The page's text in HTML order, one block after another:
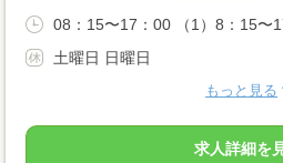
08：15〜17：00 （1）8：15〜
土曜日 日曜日
もっと見る
求人詳細を